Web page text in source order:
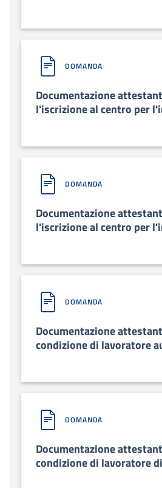
DOMANDA
Documentazione
l'iscrizione al centro per
DOMANDA
Documentazione
l'iscrizione al centro per
DOMANDA
Documentazione
condizione di lavoratore
DOMANDA
Documentazione
condizione di lavoratore